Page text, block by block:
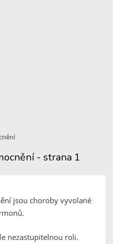
- strana 1
jsou choroby vyvolané
nezastupitelnou roli.